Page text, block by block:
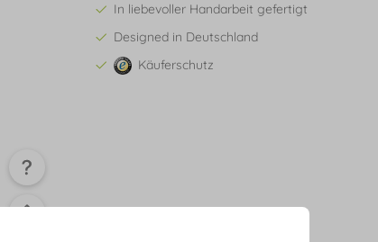
In liebevoller Handarbeit gefertigt
Designed in Deutschland
Käuferschutz